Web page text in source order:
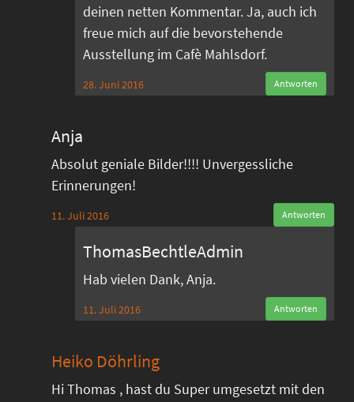
deinen netten Kommentar. Ja, auch ich
freue mich auf die bevorstehende
Ausstellung im Cafè Mahlsdorf.
28. Juni 2016 Antworten
Anja
Absolut geniale Bilder!!!! Unvergessliche
Erinnerungen!
11. Juli 2016 Antworten
ThomasBechtleAdmin
Hab vielen Dank, Anja.
11. Juli 2016 Antworten
Heiko Döhrling
Hi Thomas , hast du Super umgesetzt mit den